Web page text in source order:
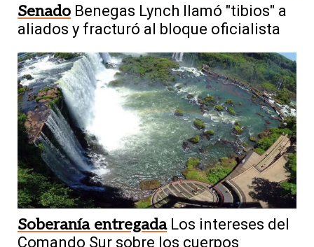
Senado Benegas Lynch llamó "tibios" a
aliados y fracturó al bloque oficialista
Soberanía entregada Los intereses del
Comando Sur sobre los cuerpos